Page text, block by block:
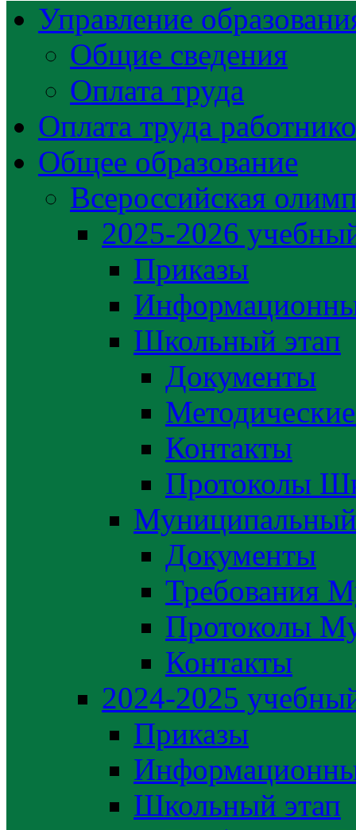
Управление
Общие сведения
Оплата труда
Оплата труда
Общее образование
Всероссийская
2025-2026
Приказы
Школьный этап
Документы
Контакты
Протоколы
Муниципальный
Документы
Требования
Протоколы
Контакты
2024-2025
Приказы
Школьный этап